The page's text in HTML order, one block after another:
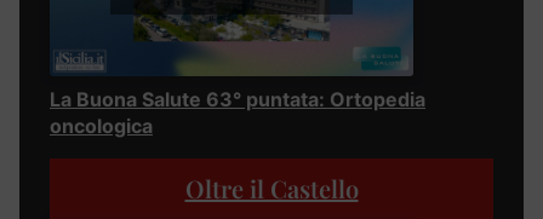
La Buona Salute 63° puntata: Ortopedia
oncologica
Oltre il Castello